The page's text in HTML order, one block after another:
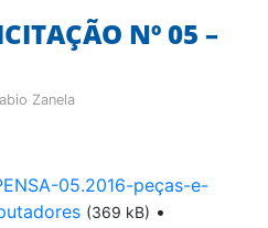
Nº 05 –
Zanela
05.2016-peças-e-
(369 kB) •